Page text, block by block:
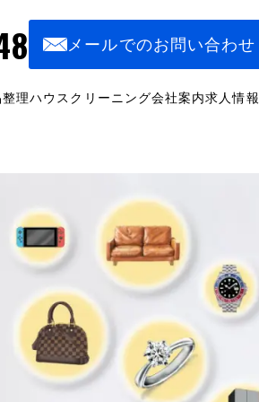
メールでのお問い合わせ
整理ハウスクリーニング会社案内求人情報